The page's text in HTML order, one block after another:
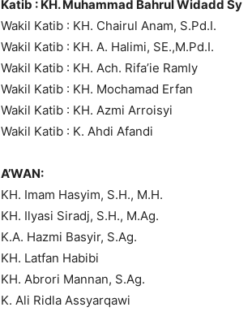
Katib : KH. Muhammad Bahrul Widadd Sy
Wakil Katib : KH. Chairul Anam, S.Pd.I.
Wakil Katib : KH. A. Halimi, SE.,M.Pd.I.
Wakil Katib : KH. Ach. Rifa’ie Ramly
Wakil Katib : KH. Mochamad Erfan
Wakil Katib : KH. Azmi Arroisyi
Wakil Katib : K. Ahdi Afandi
A’WAN:
KH. Imam Hasyim, S.H., M.H.
KH. Ilyasi Siradj, S.H., M.Ag.
K.A. Hazmi Basyir, S.Ag.
KH. Latfan Habibi
KH. Abrori Mannan, S.Ag.
K. Ali Ridla Assyarqawi